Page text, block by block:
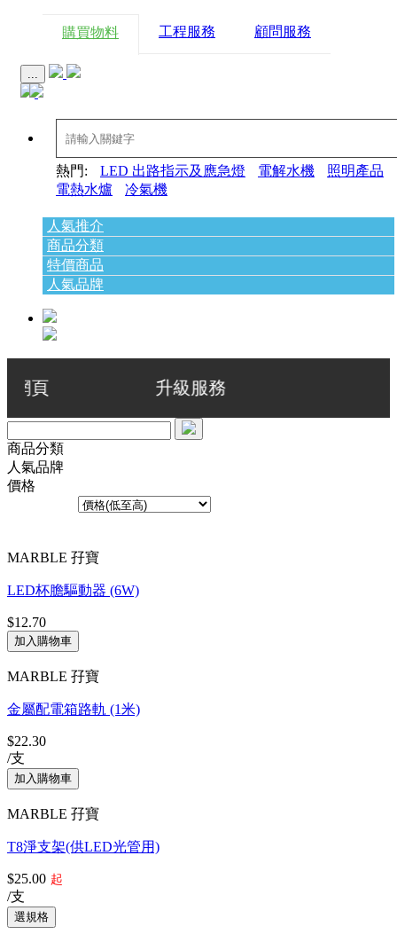
購買物料 工程服務 顧問服務
...
熱門: LED 出路指示及應急燈 電解水機
照明產品
電熱水爐
冷氣機
人氣推介
商品分類
特價商品
人氣品牌
務
商品分類
人氣品牌
價格
MARBLE 孖寶
LED杯膽驅動器 (6W)
$12.70
MARBLE 孖寶
金屬配電箱路軌 (1米)
$22.30
/支
MARBLE 孖寶
T8淨支架(供LED光管用)
$25.00 起
/支